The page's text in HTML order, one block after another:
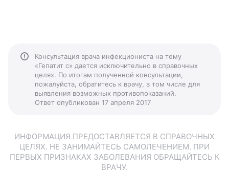
Консультация врача инфекциониста на тему
«Гепатит с» дается исключительно в справочных
целях. По итогам полученной консультации,
пожалуйста, обратитесь к врачу, в том числе для
выявления возможных противопоказаний.
Ответ опубликован 17 апреля 2017
ИНФОРМАЦИЯ ПРЕДОСТАВЛЯЕТСЯ В СПРАВОЧНЫХ
ЦЕЛЯХ. НЕ ЗАНИМАЙТЕСЬ САМОЛЕЧЕНИЕМ. ПРИ
ПЕРВЫХ ПРИЗНАКАХ ЗАБОЛЕВАНИЯ ОБРАЩАЙТЕСЬ К
ВРАЧУ.